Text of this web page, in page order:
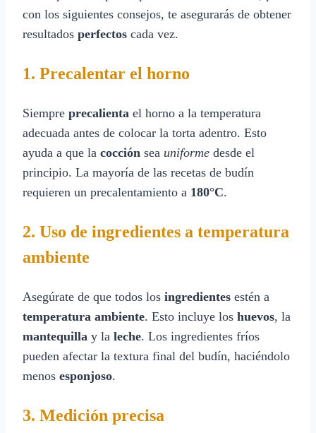
con los siguientes consejos, te asegurarás de obtener
resultados perfectos cada vez.
1. Precalentar el horno
Siempre precalienta el horno a la temperatura
adecuada antes de colocar la torta adentro. Esto
ayuda a que la cocción sea uniforme desde el
principio. La mayoría de las recetas de budín
requieren un precalentamiento a 180°C.
2. Uso de ingredientes a temperatura
ambiente
Asegúrate de que todos los ingredientes estén a
temperatura ambiente. Esto incluye los huevos, la
mantequilla y la leche. Los ingredientes fríos
pueden afectar la textura final del budín, haciéndolo
menos esponjoso.
3. Medición precisa